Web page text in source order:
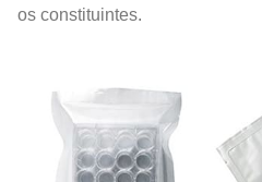
os constituintes.